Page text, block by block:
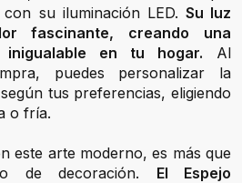
su iluminación LED. Su luz
fascinante, creando una
en tu hogar. Al
puedes personalizar la
tus preferencias, eligiendo
o fría.
este arte moderno, es más que
de decoración. El Espejo